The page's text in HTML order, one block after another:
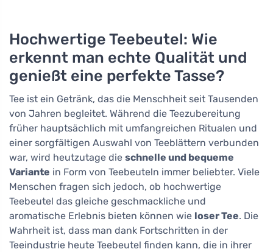
Hochwertige Teebeutel: Wie
erkennt man echte Qualität und
genießt eine perfekte Tasse?
Tee ist ein Getränk, das die Menschheit seit Tausenden
von Jahren begleitet. Während die Teezubereitung
früher hauptsächlich mit umfangreichen Ritualen und
einer sorgfältigen Auswahl von Teeblättern verbunden
war, wird heutzutage die schnelle und bequeme
Variante in Form von Teebeuteln immer beliebter. Viele
Menschen fragen sich jedoch, ob hochwertige
Teebeutel das gleiche geschmackliche und
aromatische Erlebnis bieten können wie loser Tee. Die
Wahrheit ist, dass man dank Fortschritten in der
Teeindustrie heute Teebeutel finden kann, die in ihrer